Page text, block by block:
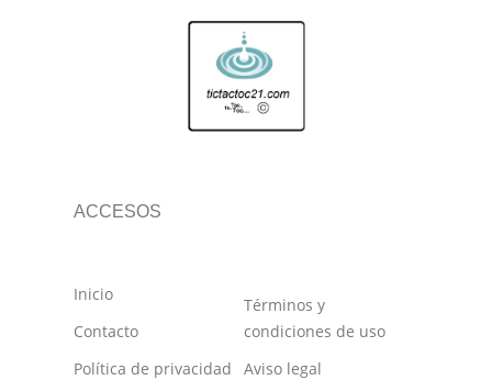
ACCESOS
Inicio
Contacto
Política de privacidad
Términos y
condiciones de uso
Aviso legal